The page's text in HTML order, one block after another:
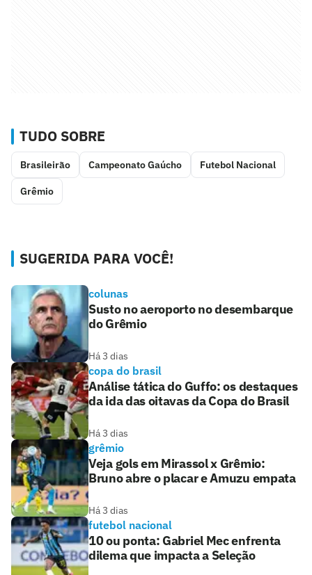
TUDO SOBRE
Brasileirão Campeonato Gaúcho Futebol Nacional
Grêmio
SUGERIDA PARA VOCÊ!
colunas
Susto no aeroporto no desembarque
do Grêmio
Há 3 dias
copa do brasil
Análise tática do Guffo: os destaques
da ida das oitavas da Copa do Brasil
Há 3 dias
grêmio
Veja gols em Mirassol x Grêmio:
Bruno abre o placar e Amuzu empata
Há 3 dias
futebol nacional
10 ou ponta: Gabriel Mec enfrenta
dilema que impacta a Seleção